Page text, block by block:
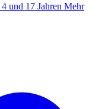
und 17 Jahren Mehr